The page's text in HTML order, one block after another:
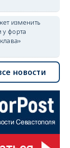
изменить
у форта
новости